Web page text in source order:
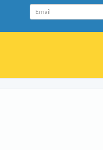
Email